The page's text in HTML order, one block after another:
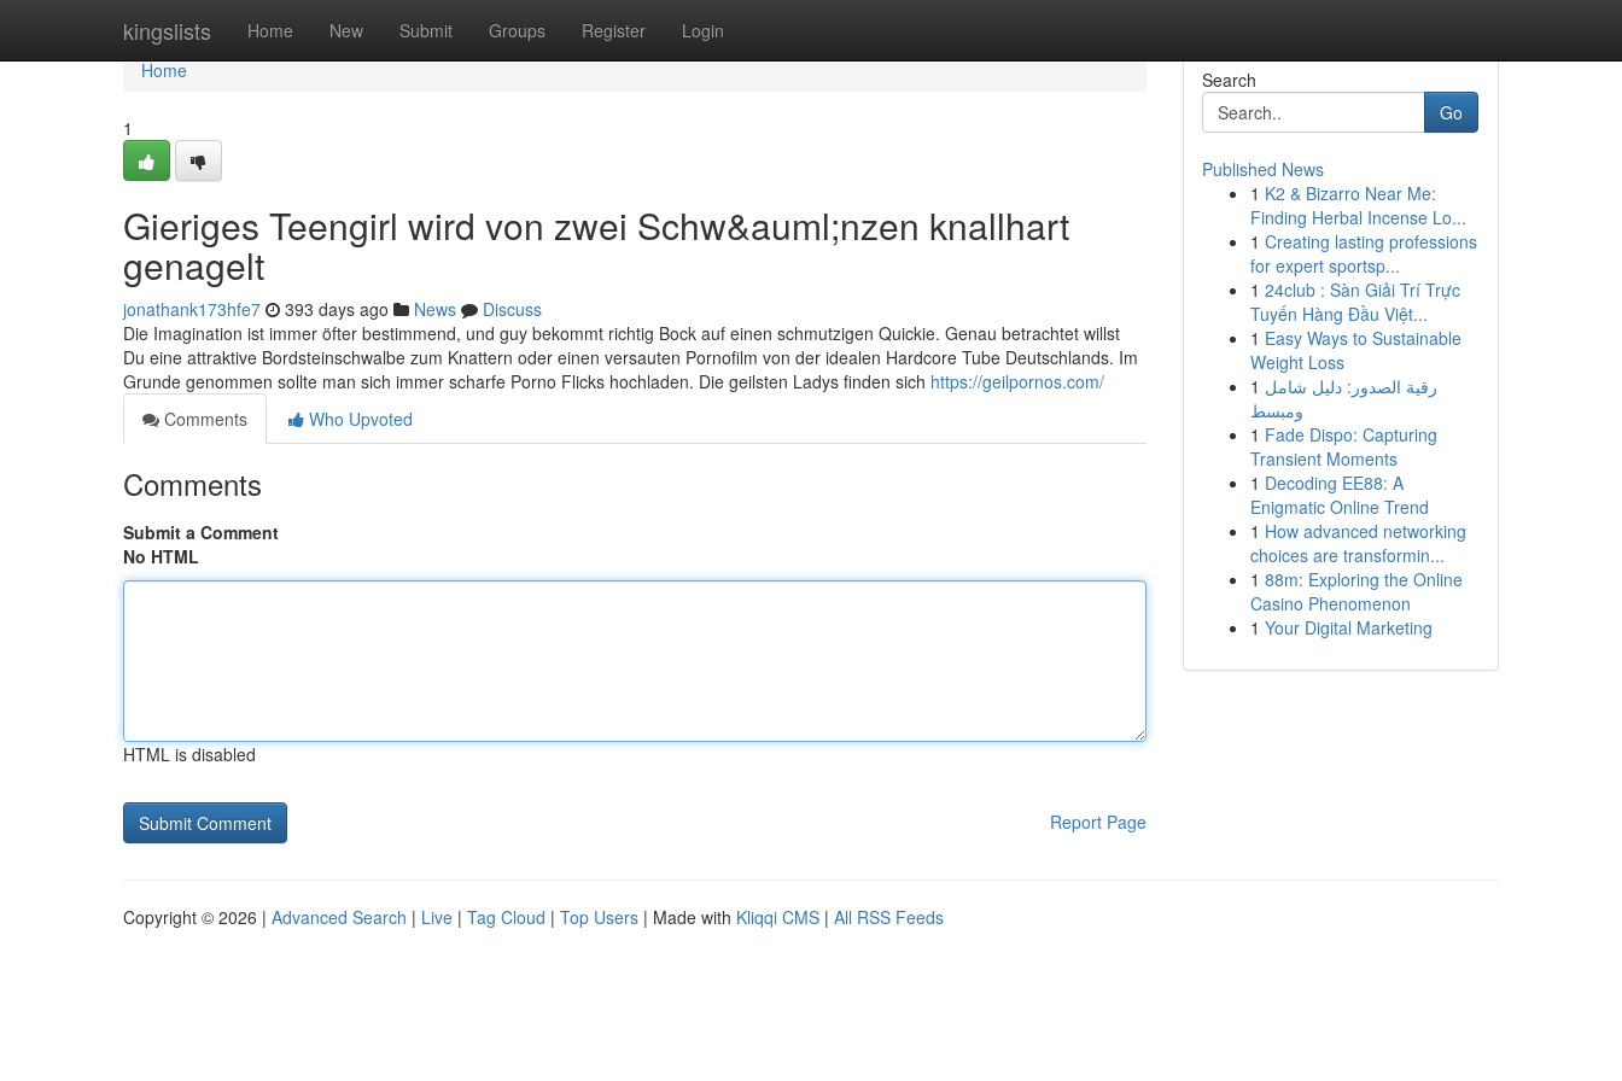
kingslists Home New Submit Groups Register Login
Home
Home
1
Gieriges Teengirl wird von zwei Schw&auml;nzen knallhart
genagelt
jonathank173hfe7 393 days ago News
Discuss
Die Imagination ist immer öfter bestimmend, und guy bekommt richtig Bock auf einen schmutzigen Quickie. Genau betrachtet willst
Du eine attraktive Bordsteinschwalbe zum Knattern oder einen versauten Pornofilm von der idealen Hardcore Tube Deutschlands. Im
Grunde genommen sollte man sich immer scharfe Porno Flicks hochladen. Die geilsten Ladys finden sich https://geilpornos.com/
Comments
Who Upvoted
Comments
Submit a Comment
No HTML
HTML is disabled
Report Page
Search
Go
Published News
1 K2 & Bizarro Near Me:
Finding Herbal Incense Lo...
1 Creating lasting professions
for expert sportsp...
1 24club : Sàn Giải Trí Trực
Tuyến Hàng Đầu Việt...
1 Easy Ways to Sustainable
Weight Loss
1 رقية الصدور: دليل شامل
ومبسط
1 Fade Dispo: Capturing
Transient Moments
1 Decoding EE88: A
Enigmatic Online Trend
1 How advanced networking
choices are transformin...
1 88m: Exploring the Online
Casino Phenomenon
1 Your Digital Marketing
Copyright © 2026 | Advanced Search | Live | Tag Cloud | Top Users | Made with Kliqqi CMS | All RSS Feeds